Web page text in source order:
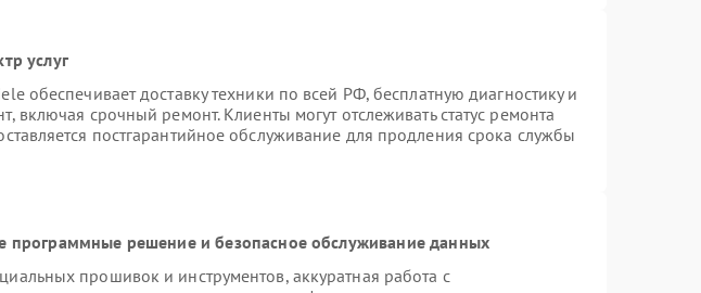
услуг
обеспечивает доставку техники по всей РФ, бесплатную диагностику и
включая срочный ремонт. Клиенты могут отслеживать статус ремонта
постгарантийное обслуживание для продления срока службы
программные решение и безопасное обслуживание данных
прошивок и инструментов, аккуратная работа с